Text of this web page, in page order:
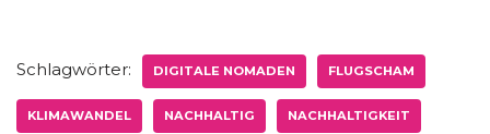
Schlagwörter: DIGITALE NOMADEN FLUGSCHAM
KLIMAWANDEL NACHHALTIG NACHHALTIGKEIT